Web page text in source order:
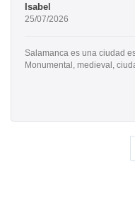
Isabel
25/07/2026
Salamanca es una ciudad
Monumental, medieval,